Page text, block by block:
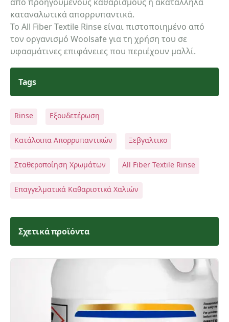
καταναλωτικά απορρυπαντικά.
Το All Fiber Textile Rinse είναι πιστοποιημένο από
τον οργανισμό Woolsafe για τη χρήση του σε
υφασμάτινες επιφάνειες που περιέχουν μαλλί.
Tags
Rinse Εξουδετέρωση
Κατάλοιπα Απορρυπαντικών Ξεβγαλτικο
Σταθεροποίηση Χρωμάτων All Fiber Textile Rinse
Επαγγελματικά Καθαριστικά Χαλιών
Σχετικά προϊόντα